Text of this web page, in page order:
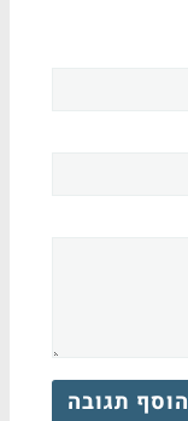
הוסף תגובה